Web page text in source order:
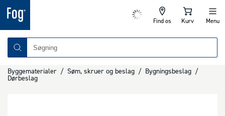
Find os Kurv Menu
Byggematerialer / Søm, skruer og beslag / Bygningsbeslag /
Dørbeslag